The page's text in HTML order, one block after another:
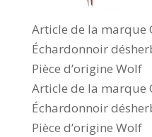
Article de la marque
Échardonnoir
Pièce d’origine Wolf
Article de la marque
Échardonnoir
Pièce d’origine Wolf